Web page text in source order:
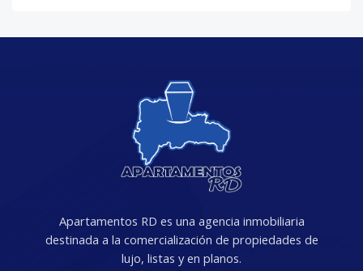
Apartamentos RD es una agencia inmobiliaria
destinada a la comercialización de propiedades de
lujo, listas y en planos.